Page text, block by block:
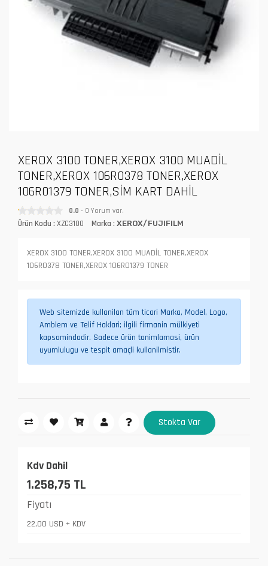
XEROX 3100 TONER,XEROX 3100 MUADİL
TONER,XEROX 106R0378 TONER,XEROX
106R01379 TONER,SİM KART DAHİL
0.0 - 0 Yorum var.
Ürün Kodu : XZC3100 Marka : XEROX/FUJIFILM
XEROX 3100 TONER,XEROX 3100 MUADİL TONER,XEROX
106R0378 TONER,XEROX 106R01379 TONER
Web sitemizde kullanilan tüm ticari Marka, Model, Logo,
Amblem ve Telif Haklari; ilgili firmanin mülkiyeti
kapsamindadir. Sadece ürün tanimlamasi, ürün
uyumlulugu ve tespit amaçli kullanilmistir.
Stokta Var
Kdv Dahil
1.258,75 TL
Fiyatı
22,00 USD + KDV